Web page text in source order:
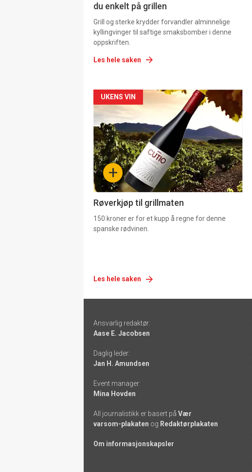
du enkelt på grillen
Grill og sterke krydder forvandler alminnelige
kyllingvinger til saftige smaksbomber i denne
oppskriften.
Les hele saken
Forsiden
akkurat
nå
-
4 +
UKENS VIN
Røverkjøp til grillmaten
150 kroner er for et kupp å regne for denne
spanske rødvinen.
Les hele saken
-
links
Ansvarlig redaktør:
Aase E. Jacobsen
Daglig leder:
Jan H. Amundsen
Event manager:
Mina Hovden
All journalistikk er basert på Vær
varsom-plakaten og Redaktørplakaten
Om informasjonskapsler